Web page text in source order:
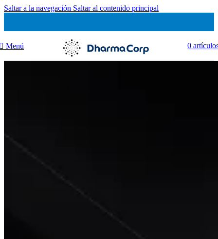
Saltar a la navegación Saltar al contenido principal
Menú 0